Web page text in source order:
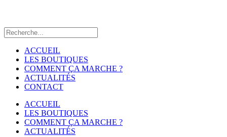
ACCUEIL
LES BOUTIQUES
COMMENT ÇA MARCHE ?
ACTUALITÉS
CONTACT
ACCUEIL
LES BOUTIQUES
COMMENT ÇA MARCHE ?
ACTUALITÉS